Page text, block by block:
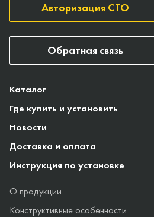
Каталог
Где купить и установить
Новости
Доставка и оплата
Инструкция по установке
О продукции
Конструктивные особенности
Авторизация СТО
Обратная связь